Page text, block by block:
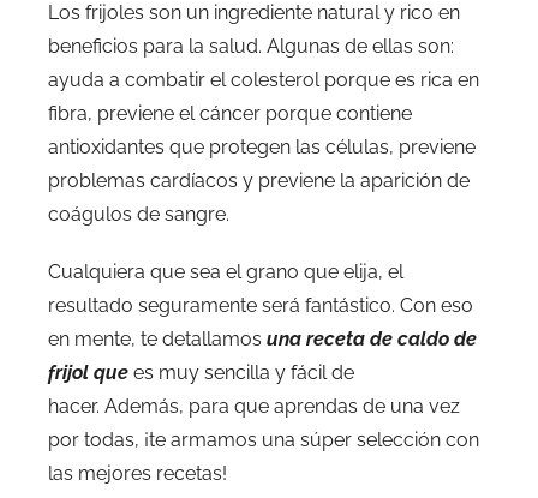
Los frijoles son un ingrediente natural y rico en
beneficios para la salud. Algunas de ellas son:
ayuda a combatir el colesterol porque es rica en
fibra, previene el cáncer porque contiene
antioxidantes que protegen las células, previene
problemas cardíacos y previene la aparición de
coágulos de sangre.
Cualquiera que sea el grano que elija, el
resultado seguramente será fantástico. Con eso
en mente, te detallamos una receta de caldo de
frijol que es muy sencilla y fácil de
hacer. Además, para que aprendas de una vez
por todas, ¡te armamos una súper selección con
las mejores recetas!